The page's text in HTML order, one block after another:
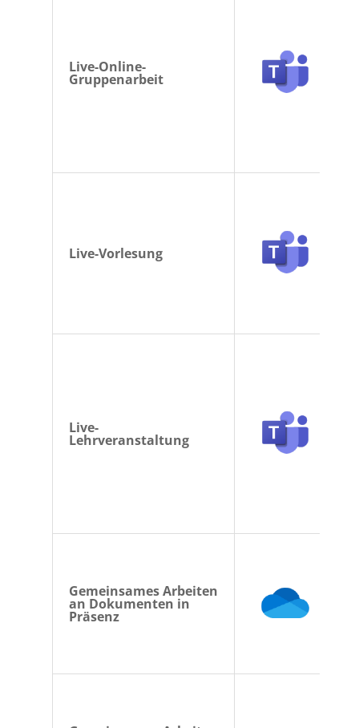
Live-Online-
Gruppenarbeit
Live-Vorlesung
Live-
Lehrveranstaltung
Gemeinsames Arbeiten
an Dokumenten in
Präsenz